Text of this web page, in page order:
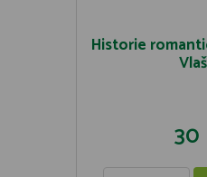
Historie
30